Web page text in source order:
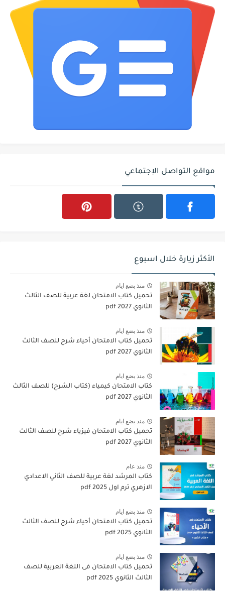
مواقع التواصل الإجتماعي
الأكثر زيارة خلال اسبوع
منذ بضع ايام
تحميل كتاب الامتحان لغة عربية للصف الثالث
الثانوي 2027 pdf
منذ بضع ايام
تحميل كتاب الامتحان أحياء شرح للصف الثالث
الثانوي 2027 pdf
منذ بضع ايام
كتاب الامتحان كيمياء (كتاب الشرح) للصف الثالث
الثانوي pdf 2027
منذ بضع ايام
تحميل كتاب الامتحان فيزياء شرح للصف الثالث
الثانوي 2027 pdf
منذ عام
كتاب المرشد لغة عربية للصف الثاني الاعدادي
الازهري ترم اول 2025 pdf
منذ بضع ايام
تحميل كتاب الامتحان أحياء شرح للصف الثالث
الثانوي 2025 pdf
منذ بضع ايام
تحميل كتاب الامتحان فى اللغة العربية للصف
الثالث الثانوي 2025 pdf